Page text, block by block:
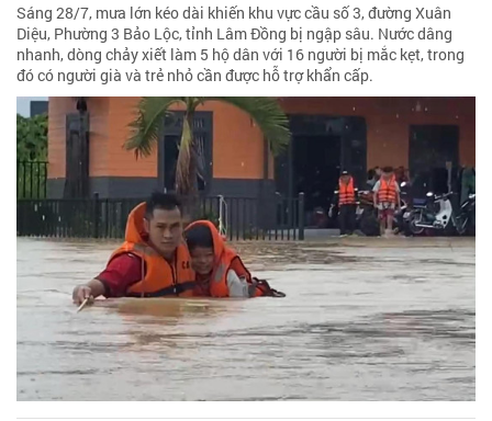
Sáng 28/7, mưa lớn kéo dài khiến khu vực cầu số 3, đường Xuân
Diệu, Phường 3 Bảo Lộc, tỉnh Lâm Đồng bị ngập sâu. Nước dâng
nhanh, dòng chảy xiết làm 5 hộ dân với 16 người bị mắc kẹt, trong
đó có người già và trẻ nhỏ cần được hỗ trợ khẩn cấp.